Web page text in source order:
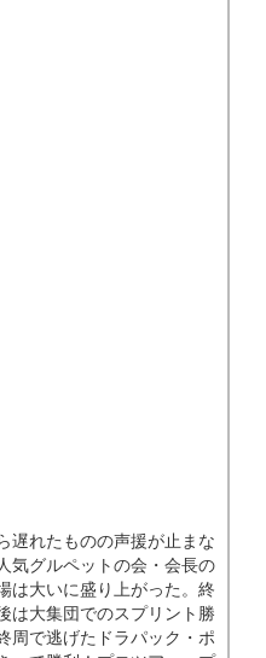
遅れたものの声援が止まな
気グルペットの会・会長の
は大いに盛り上がった。終
は大集団でのスプリント勝
周で逃げたドラパック・ポ